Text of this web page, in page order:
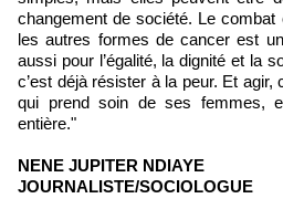
changement de société. Le
les autres formes de cancer est
aussi pour l’égalité, la dignité et la
c’est déjà résister à la peur. Et agir,
qui prend soin de ses femmes,
entière."
NENE JUPITER NDIAYE
JOURNALISTE/SOCIOLOGUE